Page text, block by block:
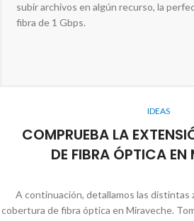
subir archivos en algún recurso, la
fibra de 1 Gbps.
IDEAS
COMPRUEBA LA
DE FIBRA ÓPTICA
A continuación, detallamos las distintas
cobertura de fibra óptica en Miraveche.